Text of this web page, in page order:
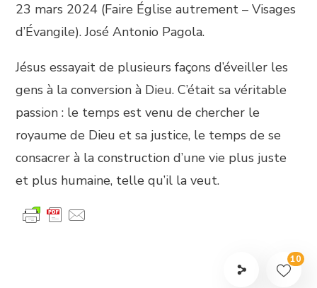
23 mars 2024 (Faire Église autrement – Visages
d’Évangile). José Antonio Pagola.
Jésus essayait de plusieurs façons d’éveiller les
gens à la conversion à Dieu. C’était sa véritable
passion : le temps est venu de chercher le
royaume de Dieu et sa justice, le temps de se
consacrer à la construction d’une vie plus juste
et plus humaine, telle qu’il la veut.
10